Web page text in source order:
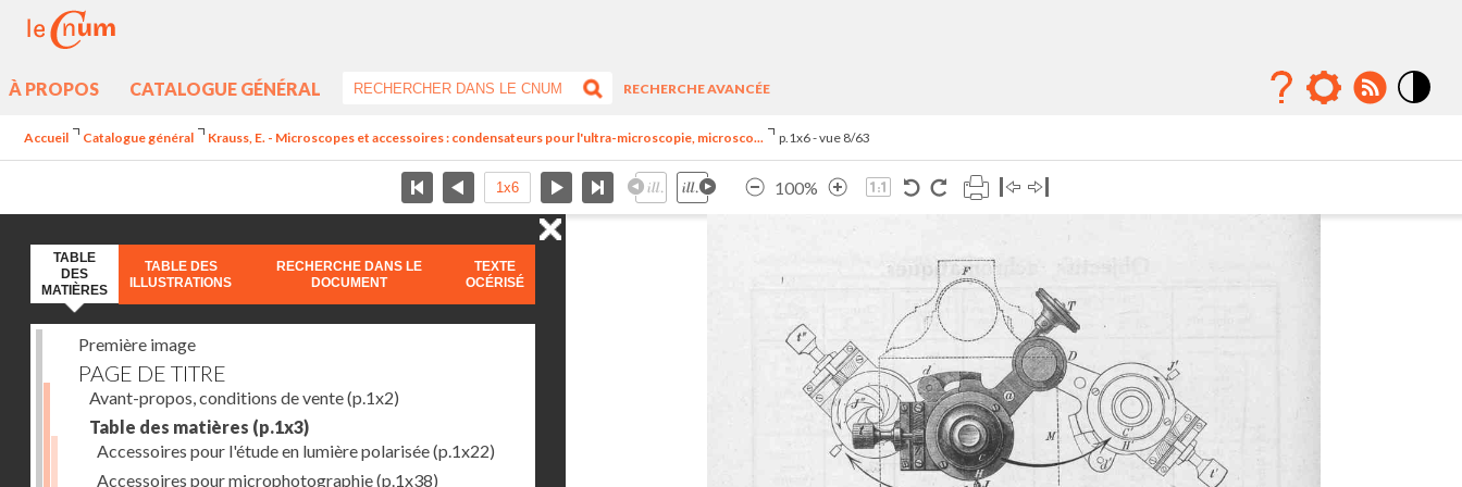
À PROPOS CATALOGUE GÉNÉRAL
RECHERCHE AVANCÉE
Accueil Catalogue général Krauss, E. - Microscopes et accessoires : condensateurs pour l'ultra-microscopie, microsco... p.1x6 - vue 8/63
100%
TABLE
DES
MATIÈRES
TABLE DES
ILLUSTRATIONS
RECHERCHE DANS LE
DOCUMENT
TEXTE
OCÉRISÉ
Première image
PAGE DE TITRE
Avant-propos, conditions de vente(p.1x2)
Table des matières (p.1x3)
Accessoires pour l'étude en lumière polarisée(p.1x22)
Accessoires pour microphotographie(p.1x38)